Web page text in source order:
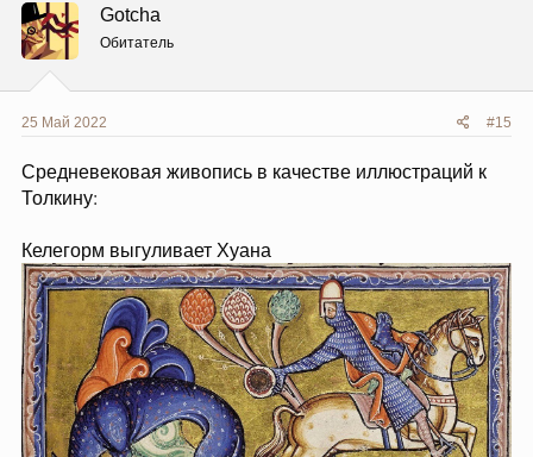
и
и
:
Gotcha
Обитатель
25 Май 2022 #15
Средневековая живопись в качестве иллюстраций к
Толкину:
Келегорм выгуливает Хуана